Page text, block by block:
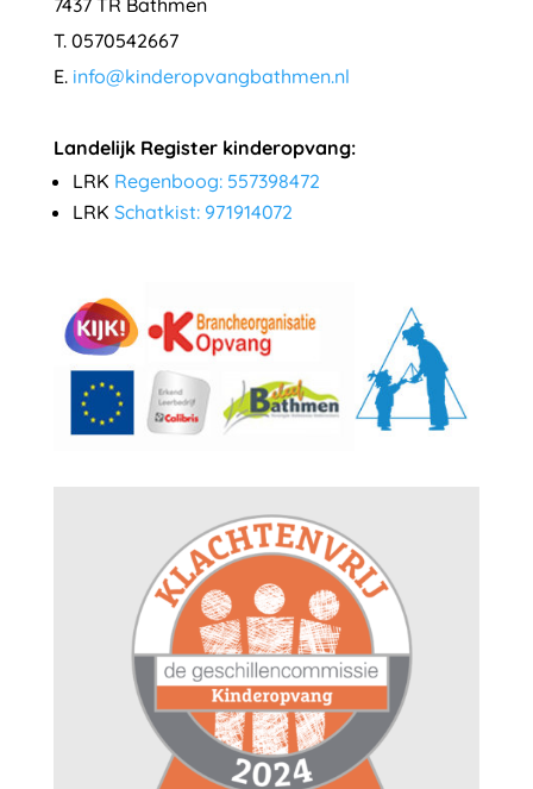
T. 0570542667
E. info@kinderopvangbathmen.nl
Landelijk Register kinderopvang:
LRK Regenboog: 557398472
LRK Schatkist: 971914072